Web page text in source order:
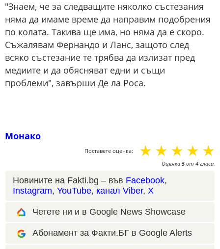
"Знаем, че за следващите няколко състезания
няма да имаме време да направим подобрения
по колата. Такива ще има, но няма да е скоро.
Съжалявам Фернандо и Ланс, защото след
всяко състезание те трябва да излизат пред
медиите и да обясняват едни и същи
проблеми", завърши Де ла Роса.
Монако
Поставете оценка: ☆
☆
☆
☆
☆
Оценка 5 от 4 гласа.
Новините на Fakti.bg – във Facebook,
Instagram, YouTube, канал Viber, X
Четете ни и в Google News Showcase
Абонамент за Факти.БГ в Google Alerts